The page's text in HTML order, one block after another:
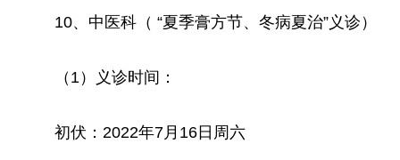
10、中医科（ “夏季膏方节、冬病夏治”义诊）
（1）义诊时间：
初伏：2022年7月16日周六